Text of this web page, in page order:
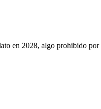
en 2028, algo prohibido